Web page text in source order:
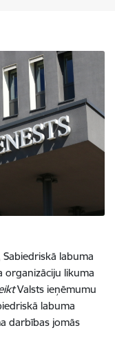
labuma
organizāciju likuma
Valsts ieņēmumu
labuma
darbības jomās